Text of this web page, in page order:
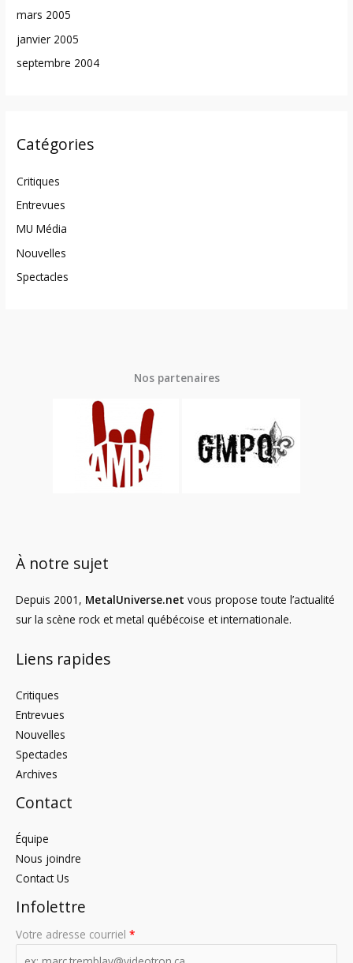
mars 2005
janvier 2005
septembre 2004
Catégories
Critiques
Entrevues
MU Média
Nouvelles
Spectacles
Nos partenaires
À notre sujet
Depuis 2001, MetalUniverse.net vous propose toute l’actualité
sur la scène rock et metal québécoise et internationale.
Liens rapides
Critiques
Entrevues
Nouvelles
Spectacles
Archives
Contact
Équipe
Nous joindre
Contact Us
Infolettre
Votre adresse courriel *